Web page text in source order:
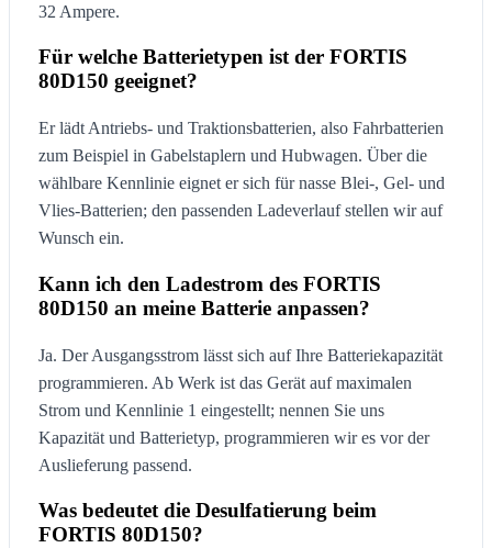
32 Ampere.
Für welche Batterietypen ist der FORTIS
80D150 geeignet?
Er lädt Antriebs- und Traktionsbatterien, also Fahrbatterien
zum Beispiel in Gabelstaplern und Hubwagen. Über die
wählbare Kennlinie eignet er sich für nasse Blei-, Gel- und
Vlies-Batterien; den passenden Ladeverlauf stellen wir auf
Wunsch ein.
Kann ich den Ladestrom des FORTIS
80D150 an meine Batterie anpassen?
Ja. Der Ausgangsstrom lässt sich auf Ihre Batteriekapazität
programmieren. Ab Werk ist das Gerät auf maximalen
Strom und Kennlinie 1 eingestellt; nennen Sie uns
Kapazität und Batterietyp, programmieren wir es vor der
Auslieferung passend.
Was bedeutet die Desulfatierung beim
FORTIS 80D150?